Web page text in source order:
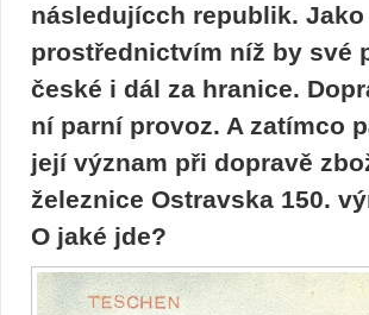
následujícch republik.
prostřednictvím níž by své
české i dál za hranice.
ní parní provoz. A zatímco
její význam při dopravě
železnice Ostravska 150.
O jaké jde?